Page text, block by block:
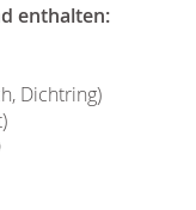
enthalten:
Dichtring)